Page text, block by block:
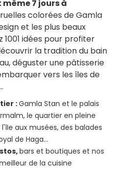
même 7 jours à
colorées de Gamla
et les plus beaux
1001 idées pour profiter
la tradition du bain
déguster une pâtisserie
vers les îles de
:Gamla Stan et le palais
le quartier en pleine
aux musées, des balades
de Haga...
bars et boutiques et nos
de la cuisine